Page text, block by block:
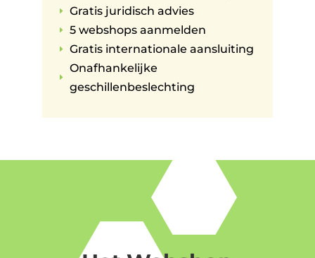
E Gratis juridisch advies
E 5 webshops aanmelden
E Gratis internationale aansluiting
E
Onafhankelijke
geschillenbeslechting